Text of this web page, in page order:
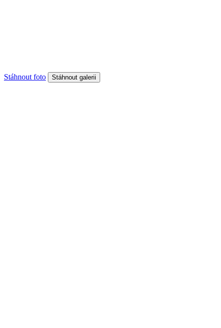
Stáhnout foto